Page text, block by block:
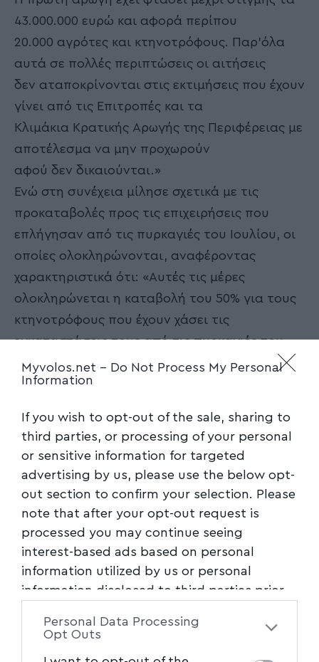
Myvolos.net - Do Not Process My Personal
Information
If you wish to opt-out of the sale, sharing to
third parties, or processing of your personal
or sensitive information for targeted
advertising by us, please use the below opt-
out section to confirm your selection. Please
note that after your opt-out request is
processed you may continue seeing
interest-based ads based on personal
information utilized by us or personal
information disclosed to third parties prior
of the further disclosure of your personal
Personal Data Processing
Opt Outs
43.000.000 ευρώ και αφορά περίπου
20.000 αγρότες και κτηνοτρόφους. Παρ’όλα
αυτά σε πολλές περιπτώσεις οι αιτήσεις
δεν αταποκρίνονται στις εκτιμήσεις που έχουν
γίνει από τις Επιτροπές και τα
Κλιμάκια Κρατικής Αρωγής της Περιφέρειας με
αποτέλεσμα να μην προχωρούν
αφού δεν δικαιούνται.»
Ενώ στη συνέχεια μίλησε σχετικά με τις
προκαταβολές προς τις επιχειρήσεις που
επλήγησαν από τις πυρκαγιές του Ιουλίου, οι
οποίες ολοκληρώνονται, αναφέροντας
χαρακτηριστικά ότι: «Αυτές τις μέρες
ολοκληρώνεται η καταβολή του 50% για τους
κτηνοτρόφους που έχουν χάσει τις
εγκαταστάσεις τους από τις πυρκαγιές του
καλοκαιριού στη Μαγνησία. Βελτιώσαμε πολύ
την κατάσταση, ψηφιοποιήσαμε τις
και εκπροσώπους συνεταιρισμών σε
ημερομηνίες.».
Ολοκληρώνοντας την τοποθέτησή του ο κ.
Τριαντόπουλος προανήγγειλε ότι την
επόμενη περίοδο θα ξεκινήσει η καταβολή της
προκαταβολής για το φυτικό
κεφάλαιο και δη για τις δενδρώδεις
Ακολουθήστε το myvolos.net στο